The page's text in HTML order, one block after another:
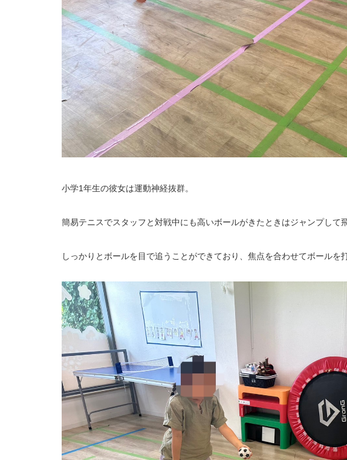
小学1年生の彼女は運動神経抜群。
簡易テニスでスタッフと対戦中にも高いボールがきたときはジャンプして
しっかりとボールを目で追うことができており、焦点を合わせてボールを